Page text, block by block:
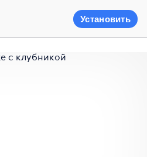
Установить